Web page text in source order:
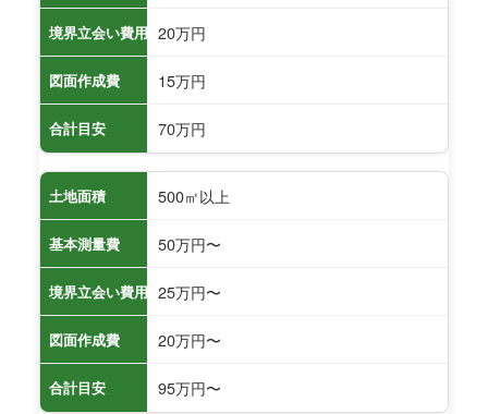
境界立会い費用 20万円
図面作成費 15万円
合計目安 70万円
土地面積 500㎡以上
基本測量費 50万円〜
境界立会い費用 25万円〜
図面作成費 20万円〜
合計目安 95万円〜